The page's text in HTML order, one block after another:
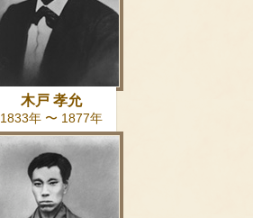
木戸 孝允
1833年 〜 1877年